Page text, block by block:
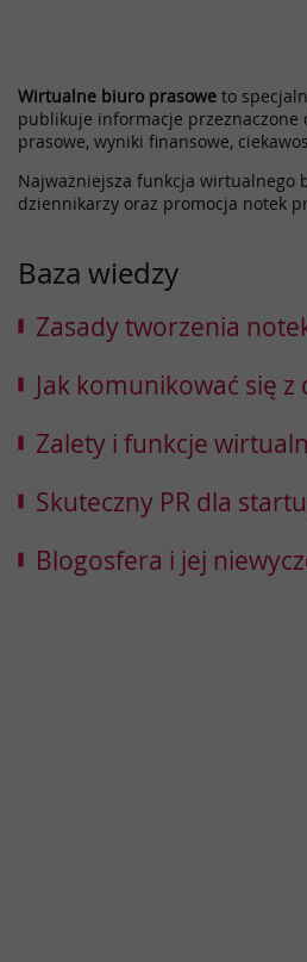
Wirtualne biuro prasowe to
publikuje informacje
prasowe, wyniki finansowe,
Najważniejsza funkcja wirtualnego
dziennikarzy oraz promocja notek
Baza wiedzy
Zasady tworzenia
Jak komunikować się
Zalety i funkcje
Skuteczny PR dla
Blogosfera i jej